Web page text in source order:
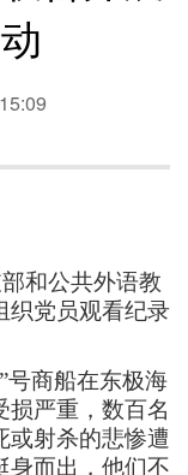
和公共外语教
织党员观看纪录
”号商船在东极海
损严重，数百名
或射杀的悲惨遭
身而出，他们不